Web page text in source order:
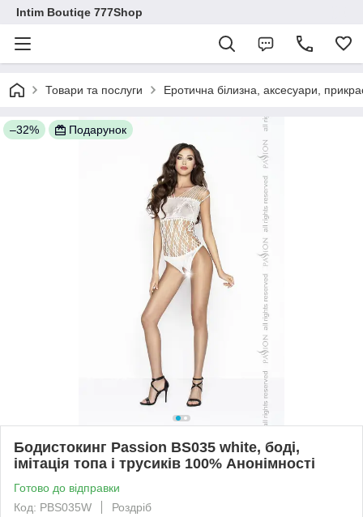
Intim Boutiqe 777Shop
Товари та послуги Еротична білизна, аксесуари,
–32% Подарунок
Бодистокинг Passion BS035 white, боді,
імітація топа і трусиків 100% Анонімності
Готово до відправки
Код: PBS035W
Роздріб